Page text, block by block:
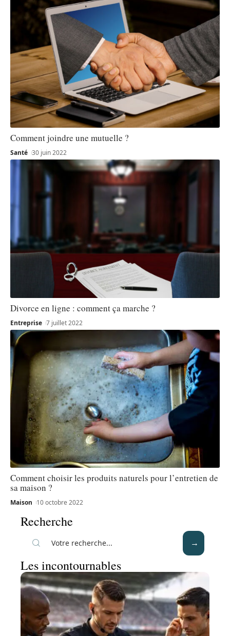
Comment joindre une mutuelle ?
Santé 30 juin 2022
Divorce en ligne : comment ça marche ?
Entreprise 7 juillet 2022
Comment choisir les produits naturels pour l’entretien de
sa maison ?
Maison 10 octobre 2022
Recherche
Les incontournables